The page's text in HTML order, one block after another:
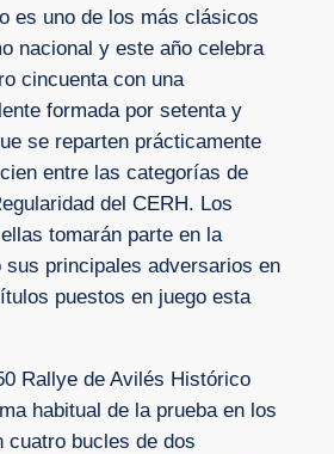
es uno de los más clásicos
nacional y este año celebra
cincuenta con una
formada por setenta y
se reparten prácticamente
entre las categorías de
del CERH. Los
tomarán parte en la
sus principales adversarios en
puestos en juego esta
Rallye de Avilés Histórico
habitual de la prueba en los
cuatro bucles de dos